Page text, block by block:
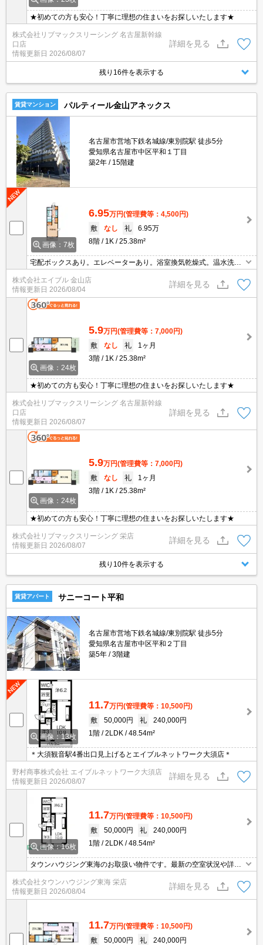
★初めての方も安心！丁寧に理想の住まいをお探しいたします★
株式会社リブマックスリーシング 名古屋新幹線
口店
情報更新日 2026/08/07
詳細を見る
残り16件を表示する
賃貸マンション パルティール金山アネックス
名古屋市営地下鉄名城線/東別院駅 徒歩5分
愛知県名古屋市中区平和１丁目
築2年
15階建
画像：7枚
6.95万円(管理費等：4,500円)
敷
なし 礼
6.95万
8階
1K 25.38m²
宅配ボックスあり。エレベーターあり。浴室換気乾燥式。温水洗浄
便座付き。追い焚き機能付きバス。エントランスオートロック。保
証会社加入要(初回、月額総支払額の60%、更新料10,000円/年)。
株式会社エイブル 金山店
情報更新日 2026/08/04
詳細を見る
画像：24枚
5.9万円(管理費等：7,000円)
敷
なし 礼
1ヶ月
3階
1K 25.38m²
★初めての方も安心！丁寧に理想の住まいをお探しいたします★
株式会社リブマックスリーシング 名古屋新幹線
口店
情報更新日 2026/08/07
詳細を見る
画像：24枚
5.9万円(管理費等：7,000円)
敷
なし 礼
1ヶ月
3階
1K 25.38m²
★初めての方も安心！丁寧に理想の住まいをお探しいたします★
株式会社リブマックスリーシング 栄店
情報更新日 2026/08/07
詳細を見る
残り10件を表示する
賃貸アパート サニーコート平和
名古屋市営地下鉄名城線/東別院駅 徒歩5分
愛知県名古屋市中区平和２丁目
築5年
3階建
画像：13枚
11.7万円(管理費等：10,500円)
敷
50,000円 礼
240,000円
1階
2LDK 48.54m²
＊大須観音駅4番出口見上げるとエイブルネットワーク大須店＊
野村商事株式会社 エイブルネットワーク大須店
情報更新日 2026/08/07
詳細を見る
画像：16枚
11.7万円(管理費等：10,500円)
敷
50,000円 礼
240,000円
1階
2LDK 48.54m²
タウンハウジング東海のお取扱い物件です。最新の空室状況や詳細
などお気軽にお問い合わせください。
株式会社タウンハウジング東海 栄店
情報更新日 2026/08/04
詳細を見る
11.7万円(管理費等：10,500円)
敷
50,000円 礼 240,000円